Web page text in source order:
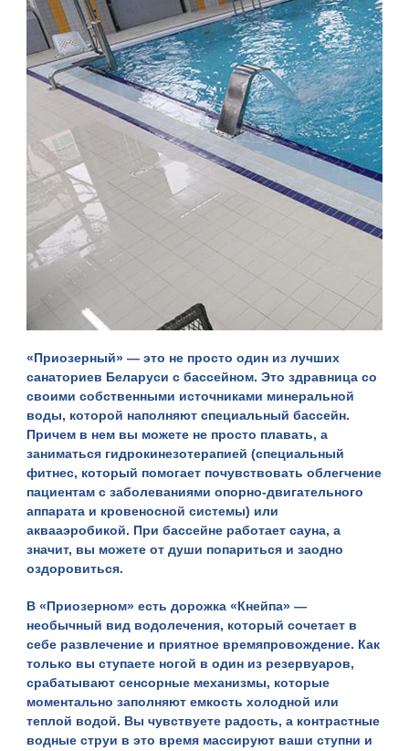
«Приозерный» — это не просто один из лучших
санаториев Беларуси с бассейном. Это здравница со
своими собственными источниками минеральной
воды, которой наполняют специальный бассейн.
Причем в нем вы можете не просто плавать, а
заниматься гидрокинезотерапией (специальный
фитнес, который помогает почувствовать облегчение
пациентам с заболеваниями опорно-двигательного
аппарата и кровеносной системы) или
аквааэробикой. При бассейне работает сауна, а
значит, вы можете от души попариться и заодно
оздоровиться.
В «Приозерном» есть дорожка «Кнейпа» —
необычный вид водолечения, который сочетает в
себе развлечение и приятное времяпровождение. Как
только вы ступаете ногой в один из резервуаров,
срабатывают сенсорные механизмы, которые
моментально заполняют емкость холодной или
теплой водой. Вы чувствуете радость, а контрастные
водные струи в это время массируют ваши ступни и